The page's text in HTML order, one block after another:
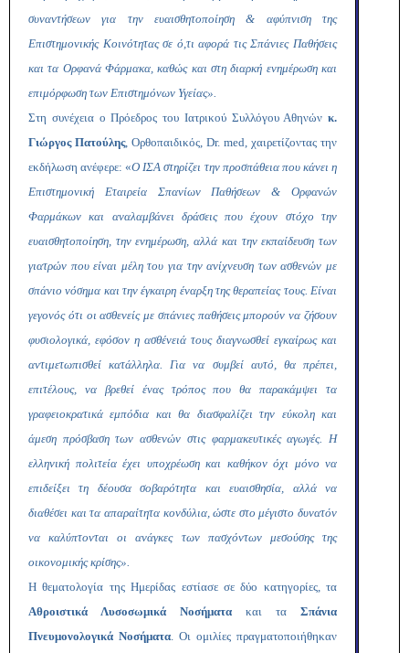
συναντήσεων για την ευαισθητοποίηση & αφύπνιση της
Επιστημονικής Κοινότητας σε ό,τι αφορά τις Σπάνιες Παθήσεις
και τα Ορφανά Φάρμακα, καθώς και στη διαρκή ενημέρωση και
επιμόρφωση των Επιστημόνων Υγείας».
Στη συνέχεια ο Πρόεδρος του Ιατρικού Συλλόγου Αθηνών κ.
Γιώργος Πατούλης, Ορθοπαιδικός, Dr. med, χαιρετίζοντας την
εκδήλωση ανέφερε: «Ο ΙΣΑ στηρίζει την προσπάθεια που κάνει η
Επιστημονική Εταιρεία Σπανίων Παθήσεων & Ορφανών
Φαρμάκων και αναλαμβάνει δράσεις που έχουν στόχο την
ευαισθητοποίηση, την ενημέρωση, αλλά και την εκπαίδευση των
γιατρών που είναι μέλη του για την ανίχνευση των ασθενών με
σπάνιο νόσημα και την έγκαιρη έναρξη της θεραπείας τους. Είναι
γεγονός ότι οι ασθενείς με σπάνιες παθήσεις μπορούν να ζήσουν
φυσιολογικά, εφόσον η ασθένειά τους διαγνωσθεί εγκαίρως και
αντιμετωπισθεί κατάλληλα. Για να συμβεί αυτό, θα πρέπει,
επιτέλους, να βρεθεί ένας τρόπος που θα παρακάμψει τα
γραφειοκρατικά εμπόδια και θα διασφαλίζει την εύκολη και
άμεση πρόσβαση των ασθενών στις φαρμακευτικές αγωγές. Η
ελληνική πολιτεία έχει υποχρέωση και καθήκον όχι μόνο να
επιδείξει τη δέουσα σοβαρότητα και ευαισθησία, αλλά να
διαθέσει και τα απαραίτητα κονδύλια, ώστε στο μέγιστο δυνατόν
να καλύπτονται οι ανάγκες των πασχόντων μεσούσης της
οικονομικής κρίσης».
Η θεματολογία της Ημερίδας εστίασε σε δύο κατηγορίες, τα
Αθροιστικά Λυσοσωμικά Νοσήματα και τα Σπάνια
Πνευμονολογικά Νοσήματα. Οι ομιλίες πραγματοποιήθηκαν